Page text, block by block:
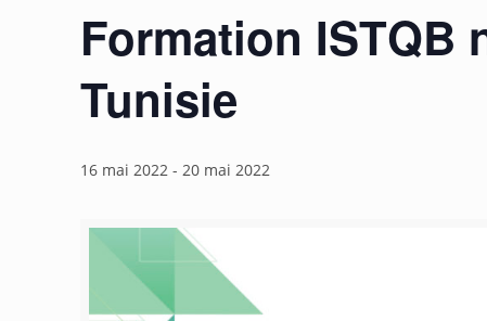
Formation ISTQB
Tunisie
16 mai 2022 -20 mai 2022